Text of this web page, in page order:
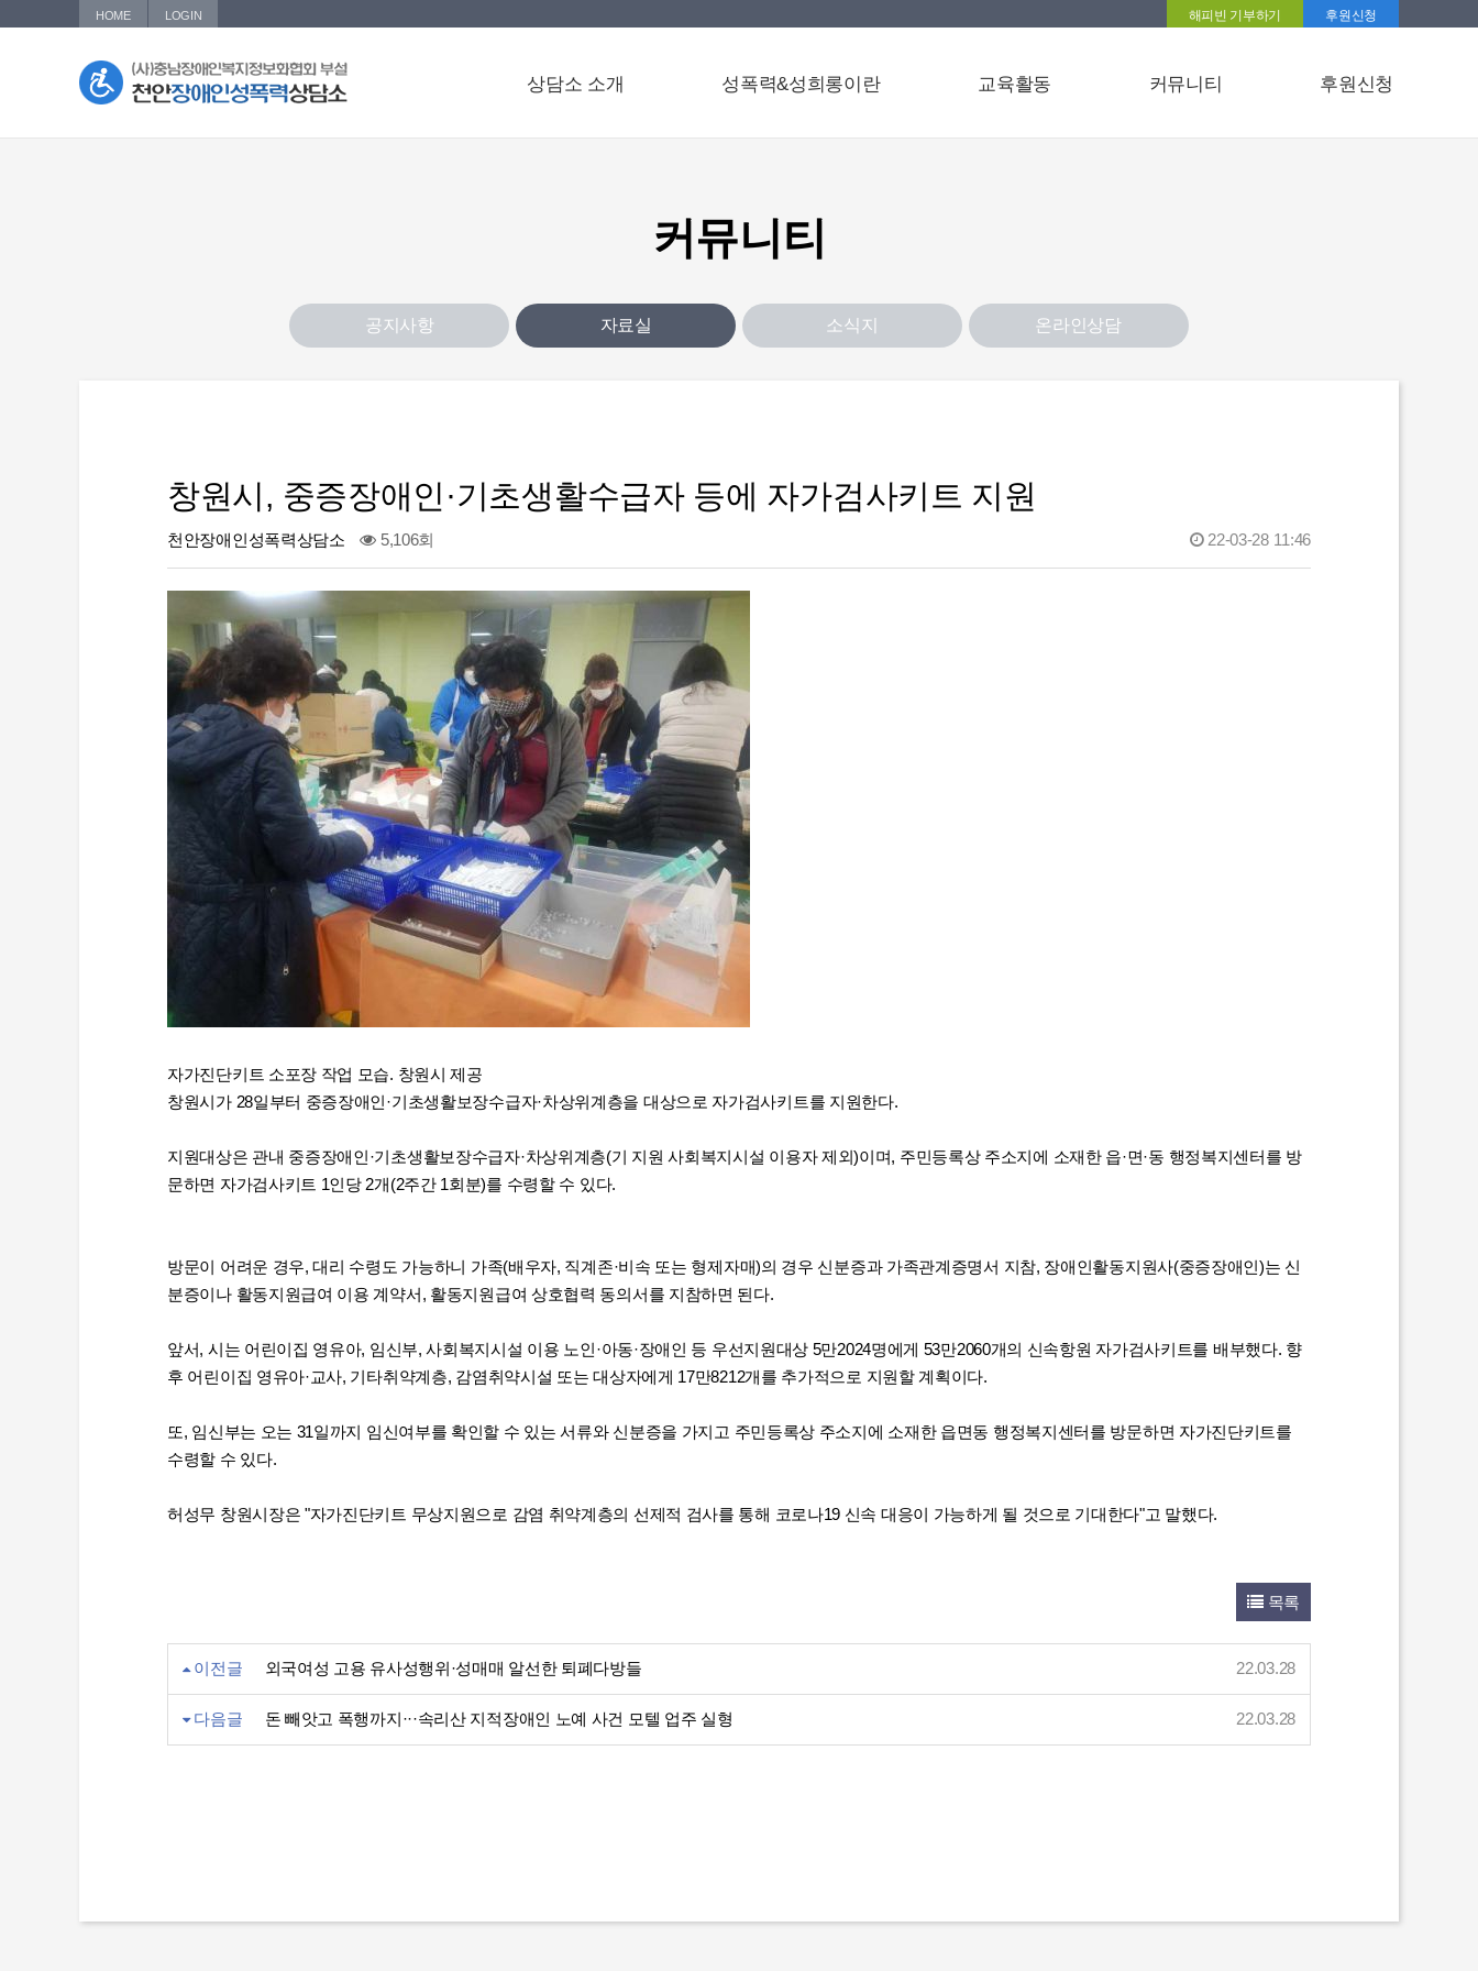
HOME LOGIN 해피빈 기부하기 후원신청
상담소 소개 성폭력&성희롱이란 교육활동 커뮤니티 후원신청
커뮤니티
공지사항 자료실 소식지 온라인상담
창원시, 중증장애인·기초생활수급자 등에 자가검사키트 지원
천안장애인성폭력상담소 5,106회 22-03-28 11:46
자가진단키트 소포장 작업 모습. 창원시 제공
창원시가 28일부터 중증장애인·기초생활보장수급자·차상위계층을 대상으로 자가검사키트를 지원한다.
지원대상은 관내 중증장애인·기초생활보장수급자·차상위계층(기 지원 사회복지시설 이용자 제외)이며, 주민등록상 주소지에 소재한 읍·면·동 행정복지센터를 방
문하면 자가검사키트 1인당 2개(2주간 1회분)를 수령할 수 있다.
방문이 어려운 경우, 대리 수령도 가능하니 가족(배우자, 직계존·비속 또는 형제자매)의 경우 신분증과 가족관계증명서 지참, 장애인활동지원사(중증장애인)는 신
분증이나 활동지원급여 이용 계약서, 활동지원급여 상호협력 동의서를 지참하면 된다.
앞서, 시는 어린이집 영유아, 임신부, 사회복지시설 이용 노인·아동·장애인 등 우선지원대상 5만2024명에게 53만2060개의 신속항원 자가검사키트를 배부했다. 향
후 어린이집 영유아·교사, 기타취약계층, 감염취약시설 또는 대상자에게 17만8212개를 추가적으로 지원할 계획이다.
또, 임신부는 오는 31일까지 임신여부를 확인할 수 있는 서류와 신분증을 가지고 주민등록상 주소지에 소재한 읍면동 행정복지센터를 방문하면 자가진단키트를
수령할 수 있다.
허성무 창원시장은 "자가진단키트 무상지원으로 감염 취약계층의 선제적 검사를 통해 코로나19 신속 대응이 가능하게 될 것으로 기대한다"고 말했다.
목록
이전글 외국여성 고용 유사성행위·성매매 알선한 퇴폐다방들 22.03.28
다음글 돈 빼앗고 폭행까지···속리산 지적장애인 노예 사건 모텔 업주 실형 22.03.28